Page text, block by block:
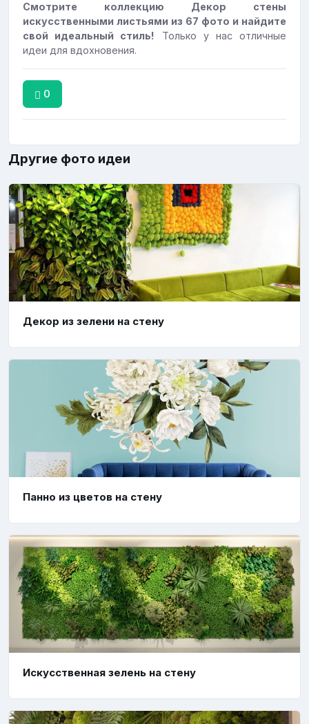
Смотрите коллекцию Декор стены
искусственными листьями из 67 фото и найдите
свой идеальный стиль!
Только у нас отличные
идеи для вдохновения.
0
Другие фото идеи
Декор из зелени на стену
Панно из цветов на стену
Искусственная зелень на стену